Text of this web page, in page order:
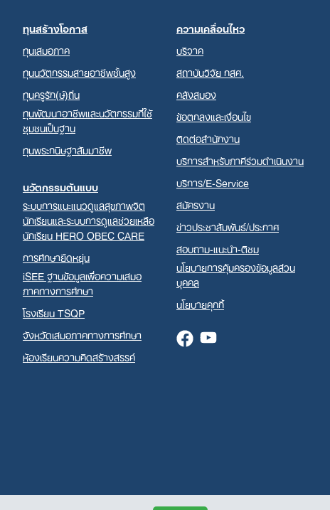
ทุนสร้างโอกาส
ทุนเสมอภาค
ทุนนวัตกรรมสายอาชีพชั้นสูง
ทุนครูรัก(ษ์)ถิ่น
ทุนพัฒนาอาชีพและนวัตกรรมที่ใช้
ชุมชนเป็นฐาน
ทุนพระกนิษฐาสัมมาชีพ
นวัตกรรมต้นแบบ
ระบบการแนะแนวดูแลสุขภาพจิต
นักเรียนและระบบการดูแลช่วยเหลือ
นักเรียน HERO OBEC CARE
การศึกษายืดหยุ่น
iSEE ฐานข้อมูลเพื่อความเสมอ
ภาคทางการศึกษา
โรงเรียน TSQP
จังหวัดเสมอภาคทางการศึกษา
ห้องเรียนความคิดสร้างสรรค์
ความเคลื่อนไหว
บริจาค
สถาบันวิจัย กสศ.
คลังสมอง
ข้อตกลงและเงื่อนไข
ติดต่อสำนักงาน
บริการสำหรับภาคีร่วมดำเนินงาน
บริการ/E-Service
สมัครงาน
ข่าวประชาสัมพันธ์/ประกาศ
สอบถาม-แนะนำ-ติชม
นโยบายการคุ้มครองข้อมูลส่วน
บุคคล
นโยบายคุกกี้
FacebookYoutube